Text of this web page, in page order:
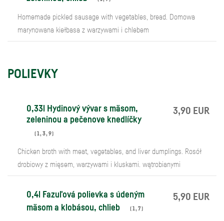
Homemade pickled sausage with vegetables, bread. Domowa
marynowana kiełbasa z warzywami i chlebem
POLIEVKY
0,33l Hydinový vývar s mäsom,
zeleninou a pečenove knedlíčky
(1,3,9)
3,90 EUR
Chicken broth with meat, vegetables, and liver dumplings. Rosół
drobiowy z mięsem, warzywami i kluskami. wątrobianymi
0,4l Fazuľová polievka s údeným
mäsom a klobásou, chlieb
(1,7)
5,90 EUR